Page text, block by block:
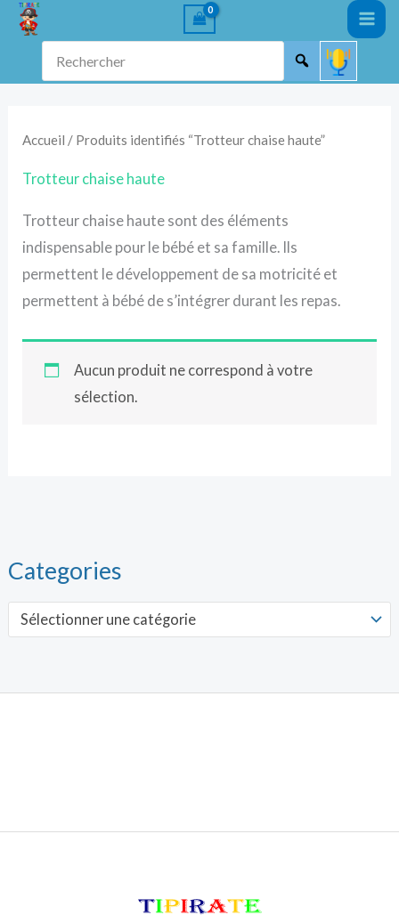
Aller
Rechercher
Categories
Sélectionner une catégorie
Accueil / Produits identifiés “Trotteur chaise haute”
Trotteur chaise haute
Trotteur chaise haute sont des éléments
indispensable pour le bébé et sa famille. Ils
permettent le développement de sa motricité et
permettent à bébé de s’intégrer durant les repas.
Aucun produit ne correspond à votre
sélection.